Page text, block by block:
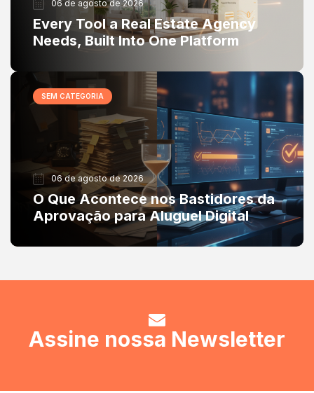
06 de agosto de 2026
Every Tool a Real Estate Agency
Needs, Built Into One Platform
SEM CATEGORIA
06 de agosto de 2026
O Que Acontece nos Bastidores da
Aprovação para Aluguel Digital
Assine nossa Newsletter